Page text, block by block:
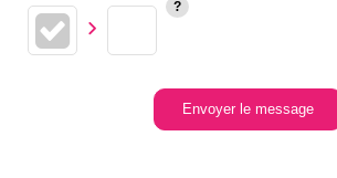
Envoyer le message